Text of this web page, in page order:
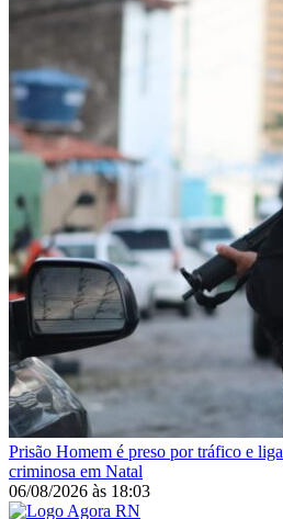
Prisão Homem é preso por tráfico e
criminosa em Natal
06/08/2026 às 18:03